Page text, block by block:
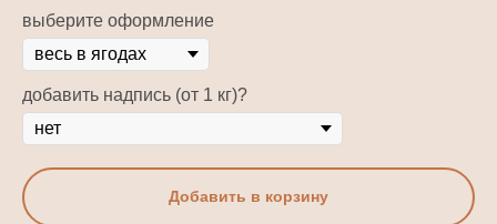
выберите оформление
добавить надпись (от 1 кг)?
Добавить в корзину